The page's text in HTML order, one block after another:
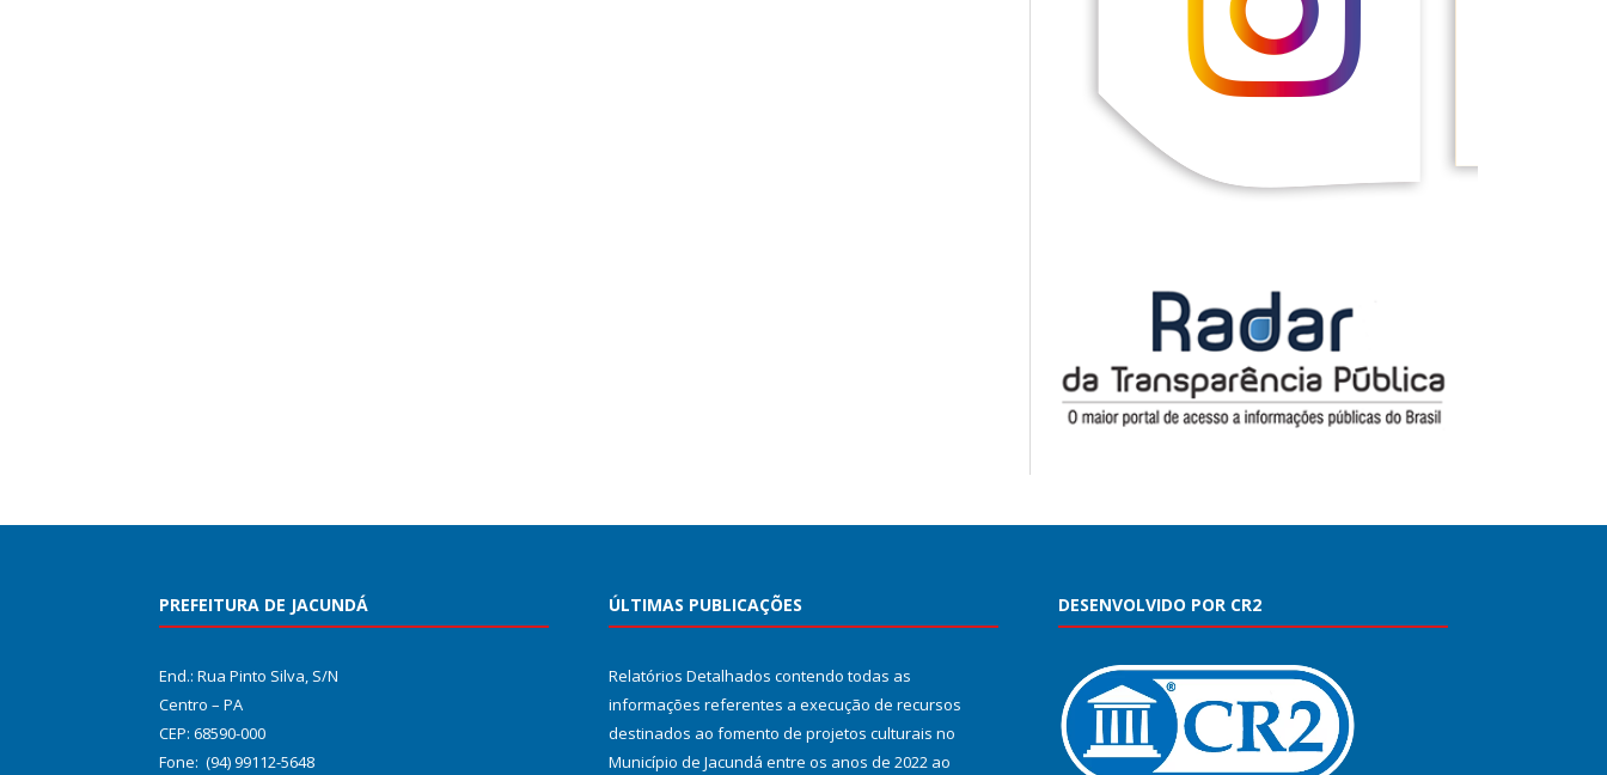
PREFEITURA DE JACUNDÁ
End.: Rua Pinto Silva, S/N
Centro – PA
CEP: 68590-000
Fone: (94) 99112-5648
ÚLTIMAS PUBLICAÇÕES
Relatórios Detalhados contendo todas as
informações referentes a execução de recursos
destinados ao fomento de projetos culturais no
Município de Jacundá entre os anos de 2022 ao
DESENVOLVIDO POR CR2